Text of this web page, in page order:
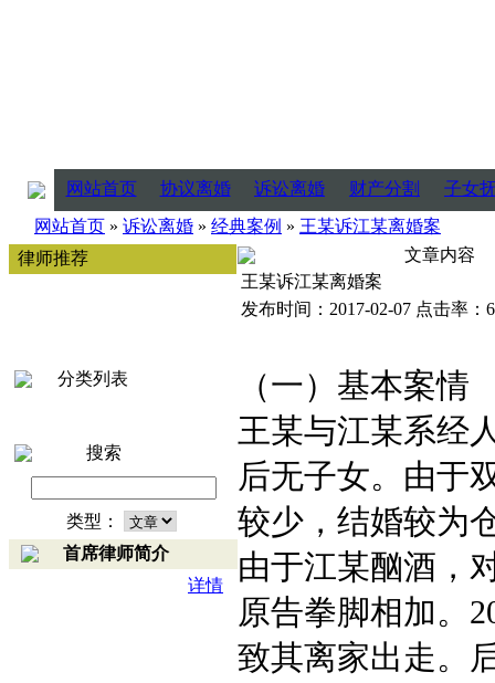
网站首页 协议离婚 诉讼离婚 财产分割
子女
网站首页 » 诉讼离婚 » 经典案例 » 王某诉江某离婚案
律师推荐
分类列表
搜索
类型：
首席律师简介
详情
文章内容
王某诉江某离婚案
发布时间：2017-02-07 点击率：
（一）基本案情
王某与江某系经
后无子女。由于
较少，结婚较为
由于江某酗酒，
原告拳脚相加。
致其离家出走。